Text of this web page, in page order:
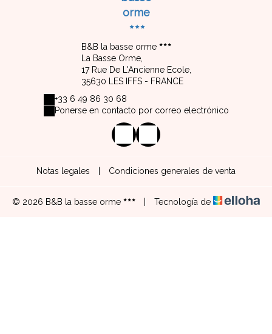
orme
B&B la basse orme
La Basse Orme,
17 Rue De L'Ancienne Ecole,
35630 LES IFFS - FRANCE
+33 6 49 86 30 68
Ponerse en contacto por correo electrónico
Notas legales Condiciones generales de venta
© 2026 B&B la basse orme Tecnología de